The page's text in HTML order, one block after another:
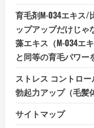
育毛剤M-034エキス/
ップアップだけじゃ
藻エキス（M-034エ
と同等の育毛パワー
ストレス コントロ
勃起力アップ（毛髪
サイトマップ